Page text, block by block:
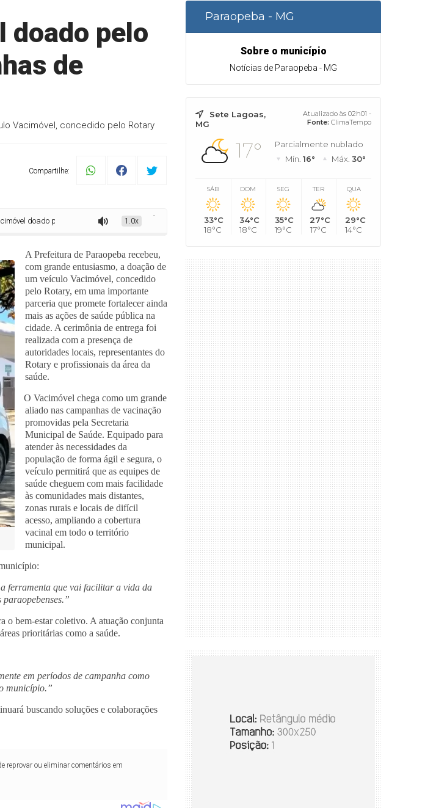
doado pelo
de
Vacimóvel, concedido pelo Rotary
Compartilhe:
pelo Rotary para reforçar campanhas de vacinação no município
1.0x
·
A Prefeitura de Paraopeba recebeu,
com grande entusiasmo, a doação de
um veículo Vacimóvel, concedido
pelo Rotary, em uma importante
parceria que promete fortalecer ainda
mais as ações de saúde pública na
cidade. A cerimônia de entrega foi
realizada com a presença de
autoridades locais, representantes do
Rotary e profissionais da área da
saúde.
O Vacimóvel chega como um grande
aliado nas campanhas de vacinação
promovidas pela Secretaria
Municipal de Saúde. Equipado para
atender às necessidades da
população de forma ágil e segura, o
veículo permitirá que as equipes de
saúde cheguem com mais facilidade
às comunidades mais distantes,
zonas rurais e locais de difícil
acesso, ampliando a cobertura
vacinal em todo o território
municipal.
ferramenta que vai facilitar a vida da
o bem-estar coletivo. A atuação conjunta
prioritárias como a saúde.
em períodos de campanha como
município.”
buscando soluções e colaborações
reprovar ou eliminar comentários em
Paraopeba - MG
Sobre o município
Notícias de Paraopeba - MG
Sete Lagoas,
MG
Atualizado às 02h01 -
Fonte: ClimaTempo
17°
Parcialmente nublado
Mín. 16° Máx. 30°
SÁB
33°C
18°C
DOM
34°C
18°C
SEG
35°C
19°C
TER
27°C
17°C
QUA
29°C
14°C